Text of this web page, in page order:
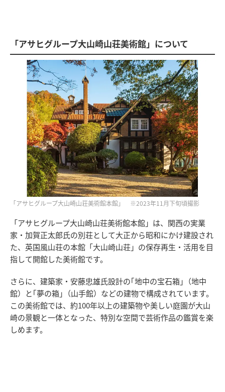
「アサヒグループ大山崎山荘美術館」について
「アサヒグループ大山崎山荘美術館本館」 ※2023年11月下旬頃撮影
「アサヒグループ大山崎山荘美術館本館」は、関西の実業
家・加賀正太郎氏の別荘として大正から昭和にかけ建設され
た、英国風山荘の本館「大山崎山荘」の保存再生・活用を目
指して開館した美術館です。
さらに、建築家・安藤忠雄氏設計の｢地中の宝石箱｣（地中
館）と｢夢の箱｣（山手館）などの建物で構成されています。
この美術館では、約100年以上の建築物や美しい庭園が大山
崎の景観と一体となった、特別な空間で芸術作品の鑑賞を楽
しめます。